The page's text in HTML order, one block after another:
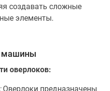
создавать сложные
элементы.
машины
оверлоков:
Оверлоки предназначены